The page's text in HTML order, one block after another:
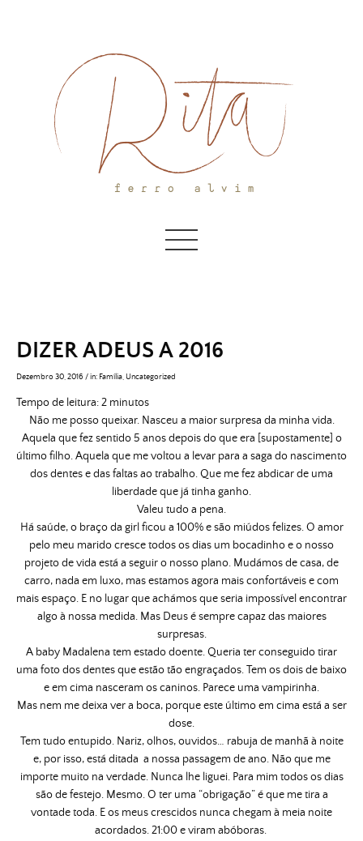
DIZER ADEUS A 2016
Dezembro 30, 2016 /in: Família Uncategorized
Tempo de leitura:2 minutos
Não me posso queixar. Nasceu a maior surpresa da minha vida.
Aquela que fez sentido 5 anos depois do que era [supostamente] o
último filho. Aquela que me voltou a levar para a saga do nascimento
dos dentes e das faltas ao trabalho. Que me fez abdicar de uma
liberdade que já tinha ganho.
Valeu tudo a pena.
Há saúde, o braço da girl ficou a 100% e são miúdos felizes. O amor
pelo meu marido cresce todos os dias um bocadinho e o nosso
projeto de vida está a seguir o nosso plano. Mudámos de casa, de
carro, nada em luxo, mas estamos agora mais confortáveis e com
mais espaço. E no lugar que achámos que seria impossível encontrar
algo à nossa medida. Mas Deus é sempre capaz das maiores
surpresas.
A baby Madalena tem estado doente. Queria ter conseguido tirar
uma foto dos dentes que estão tão engraçados. Tem os dois de baixo
e em cima nasceram os caninos. Parece uma vampirinha.
Mas nem me deixa ver a boca, porque este último em cima está a ser
dose.
Tem tudo entupido. Nariz, olhos, ouvidos… rabuja de manhã à noite
e, por isso, está ditada a nossa passagem de ano. Não que me
importe muito na verdade. Nunca lhe liguei. Para mim todos os dias
são de festejo. Mesmo. O ter uma “obrigação” é que me tira a
vontade toda. E os meus crescidos nunca chegam à meia noite
acordados. 21:00 e viram abóboras.